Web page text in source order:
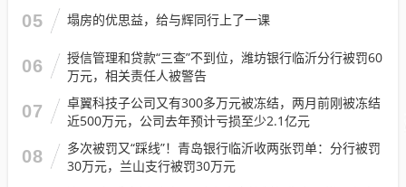
05 塌房的优思益，给与辉同行上了一课
06
授信管理和贷款“三查”不到位，潍坊银行临沂分行被罚60
万元，相关责任人被警告
07
卓翼科技子公司又有300多万元被冻结，两月前刚被冻结
近500万元，公司去年预计亏损至少2.1亿元
08
多次被罚又“踩线”！青岛银行临沂收两张罚单：分行被罚
30万元，兰山支行被罚30万元